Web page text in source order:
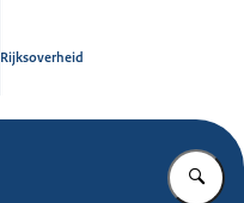
Rijksoverheid